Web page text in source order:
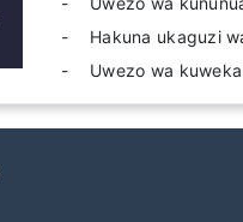
Hakuna ukaguzi
Uwezo wa